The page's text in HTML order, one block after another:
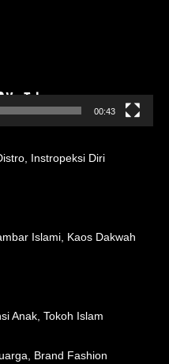
00:43
Instropeksi Diri
Islami Kaos Dakwah
Anak Tokoh Islam
Brand Fashion